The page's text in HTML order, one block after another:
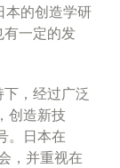
本的创造学研
有一定的发
，经过广泛
创造新技
。日本在
，并重视在